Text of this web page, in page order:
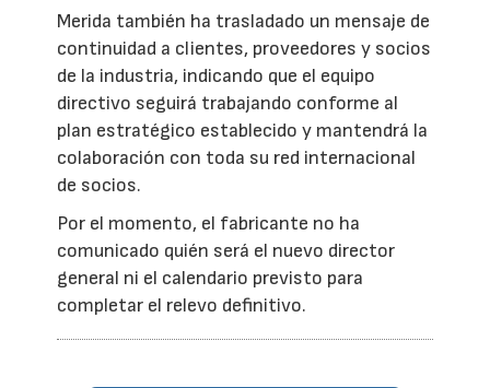
Merida también ha trasladado un mensaje de
continuidad a clientes, proveedores y socios
de la industria, indicando que el equipo
directivo seguirá trabajando conforme al
plan estratégico establecido y mantendrá la
colaboración con toda su red internacional
de socios.
Por el momento, el fabricante no ha
comunicado quién será el nuevo director
general ni el calendario previsto para
completar el relevo definitivo.